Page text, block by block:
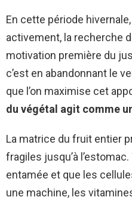
En cette période
activement, la recherche
motivation première du
c’est en abandonnant le
que l’on maximise cet
du végétal agit comme
La matrice du fruit entier
fragiles jusqu’à
entamée et que les
une machine, les